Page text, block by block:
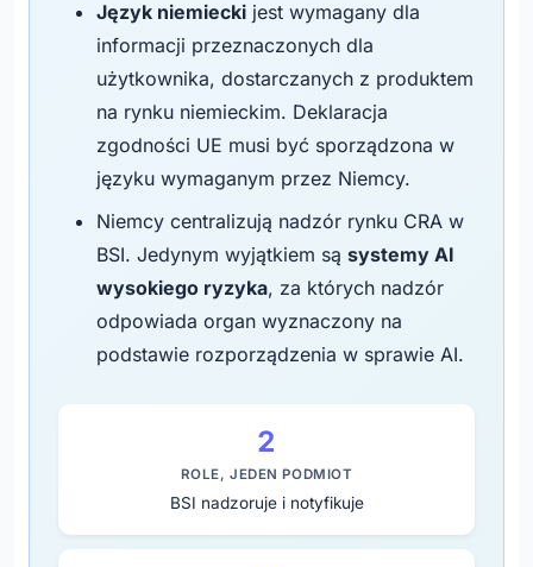
Język niemiecki jest wymagany dla
informacji przeznaczonych dla
użytkownika, dostarczanych z produktem
na rynku niemieckim. Deklaracja
zgodności UE musi być sporządzona w
języku wymaganym przez Niemcy.
Niemcy centralizują nadzór rynku CRA w
BSI. Jedynym wyjątkiem są systemy AI
wysokiego ryzyka, za których nadzór
odpowiada organ wyznaczony na
podstawie rozporządzenia w sprawie AI.
2
ROLE, JEDEN PODMIOT
BSI nadzoruje i notyfikuje